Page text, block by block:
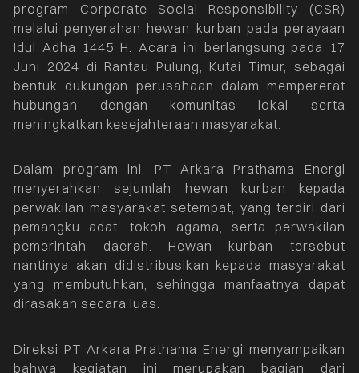
program Corporate Social Responsibility (CSR)
melalui penyerahan hewan kurban pada perayaan
Idul Adha 1445 H. Acara ini berlangsung pada 17
Juni 2024 di Rantau Pulung, Kutai Timur, sebagai
bentuk dukungan perusahaan dalam mempererat
hubungan dengan komunitas lokal serta
meningkatkan kesejahteraan masyarakat.
Dalam program ini, PT Arkara Prathama Energi
menyerahkan sejumlah hewan kurban kepada
perwakilan masyarakat setempat, yang terdiri dari
pemangku adat, tokoh agama, serta perwakilan
pemerintah daerah. Hewan kurban tersebut
nantinya akan didistribusikan kepada masyarakat
yang membutuhkan, sehingga manfaatnya dapat
dirasakan secara luas.
Direksi PT Arkara Prathama Energi menyampaikan
bahwa kegiatan ini merupakan bagian dari